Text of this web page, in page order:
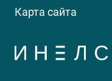
Карта сайта